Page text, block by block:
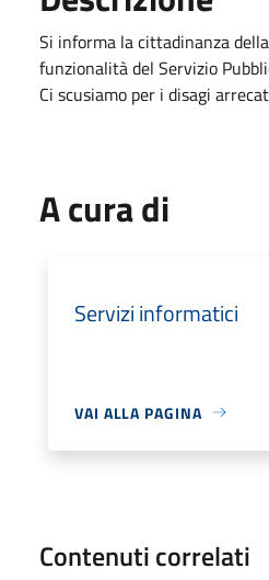
Si informa la cittadinanza
funzionalità del Servizio
Ci scusiamo per i disagi
A cura di
Servizi informatici
VAI ALLA PAGINA
Contenuti correlati